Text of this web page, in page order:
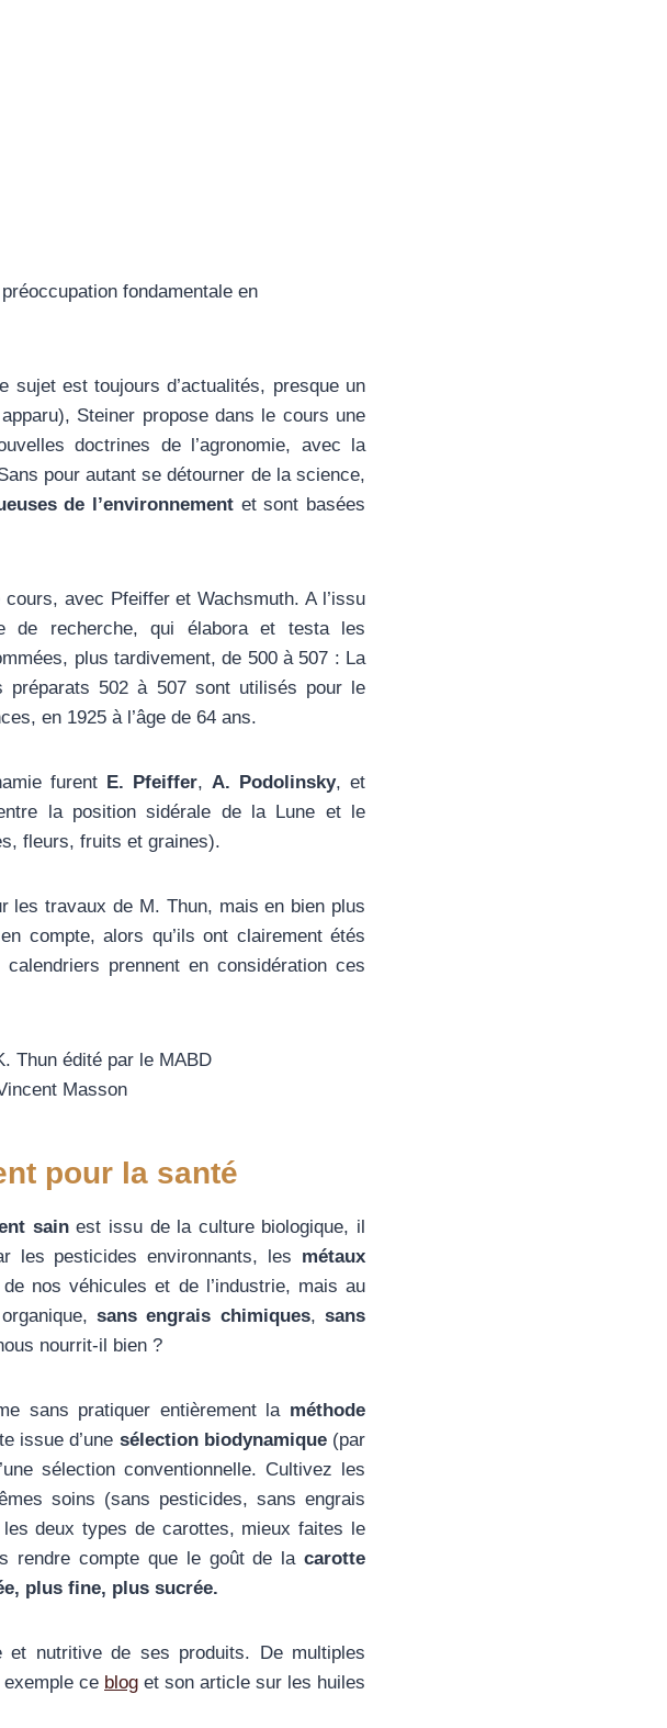
fondamentale en
sujet est toujours d’actualités, presque un
Steiner propose dans le cours une
doctrines de l’agronomie, avec la
pour autant se détourner de la science,
de l’environnement et sont basées
avec Pfeiffer et Wachsmuth. A l’issu
de recherche, qui élabora et testa les
plus tardivement, de 500 à 507 : La
502 à 507 sont utilisés pour le
en 1925 à l’âge de 64 ans.
furent E. Pfeiffer, A. Podolinsky, et
la position sidérale de la Lune et le
fleurs, fruits et graines).
les travaux de M. Thun, mais en bien plus
compte, alors qu’ils ont clairement étés
prennent en considération ces
Thun édité par le MABD
Masson
pour la santé
sainest issu de la culture biologique, il
les pesticides environnants, les métaux
nos véhicules et de l’industrie, mais au
sans engrais chimiques,sans
nourrit-il bien ?
sans pratiquer entièrement la méthode
issue d’une sélection biodynamique(par
sélection conventionnelle. Cultivez les
soins (sans pesticides, sans engrais
deux types de carottes, mieux faites le
rendre compte que le goût de la carotte
plus fine, plus sucrée.
et nutritive de ses produits. De multiples
ce blog et son article sur les huiles